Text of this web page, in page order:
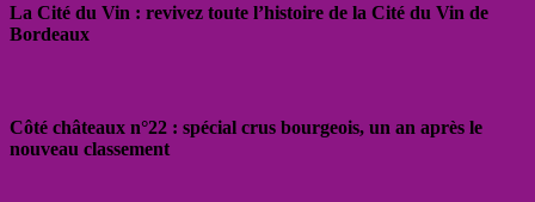
La Cité du Vin : revivez toute l’histoire de la Cité du Vin de
Bordeaux
Côté châteaux n°22 : spécial crus bourgeois, un an après le
nouveau classement